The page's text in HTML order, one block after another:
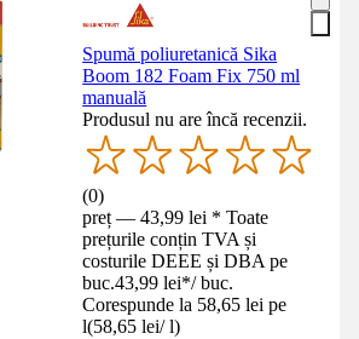
Spumă poliuretanică Sika
Boom 182 Foam Fix 750 ml
manuală
Produsul nu are încă recenzii.
(0)
preț — 43,99 lei * Toate
prețurile conțin TVA și
costurile DEEE și DBA pe
buc.43,99 lei*/ buc.
Corespunde la 58,65 lei pe
l(58,65 lei/ l)